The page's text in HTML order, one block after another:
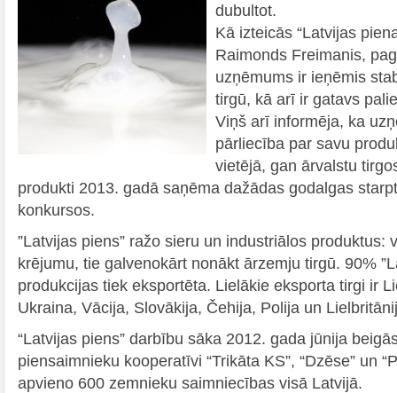
dubultot.
Kā izteicās “Latvijas
Raimonds Freimanis,
uzņēmums ir ieņēmis
tirgū, kā arī ir gatavs
Viņš arī informēja, ka
pārliecība par savu
vietējā, gan ārvalstu
produkti 2013. gadā saņēma dažādas godalgas
konkursos.
”Latvijas piens” ražo sieru un industriālos produktus:
krējumu, tie galvenokārt nonākt ārzemju tirgū. 90%
produkcijas tiek eksportēta. Lielākie eksporta tirgi ir
Ukraina, Vācija, Slovākija, Čehija, Polija un
“Latvijas piens” darbību sāka 2012. gada jūnija
piensaimnieku kooperatīvi “Trikāta KS”, “Dzēse” un
apvieno 600 zemnieku saimniecības visā Latvijā.